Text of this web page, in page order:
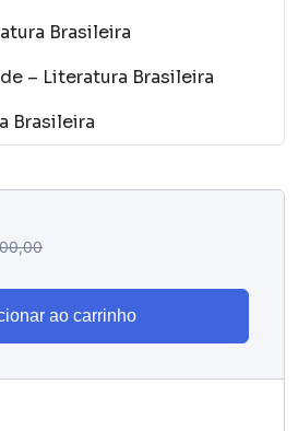
Brasileira
– Literatura Brasileira
Brasileira
ao carrinho